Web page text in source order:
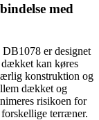
med
er designet
kan køres
konstruktion og
dækket og
risikoen for
terræner.